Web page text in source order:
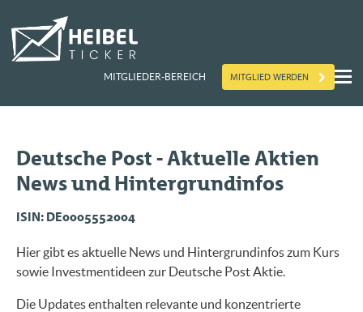
MITGLIEDER-BEREICH MITGLIED WERDEN
Deutsche Post - Aktuelle Aktien
News und Hintergrundinfos
ISIN: DE0005552004
Hier gibt es aktuelle News und Hintergrundinfos zum Kurs
sowie Investmentideen zur Deutsche Post Aktie.
Die Updates enthalten relevante und konzentrierte